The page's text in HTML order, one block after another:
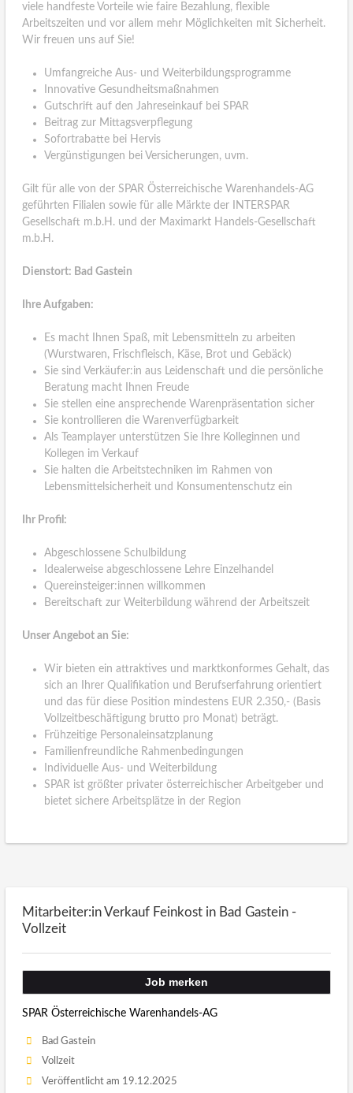
viele handfeste Vorteile wie faire Bezahlung, flexible
Arbeitszeiten und vor allem mehr Möglichkeiten mit Sicherheit.
Wir freuen uns auf Sie!
Umfangreiche Aus- und Weiterbildungsprogramme
Innovative Gesundheitsmaßnahmen
Gutschrift auf den Jahreseinkauf bei SPAR
Beitrag zur Mittagsverpflegung
Sofortrabatte bei Hervis
Vergünstigungen bei Versicherungen, uvm.
Gilt für alle von der SPAR Österreichische Warenhandels-AG
geführten Filialen sowie für alle Märkte der INTERSPAR
Gesellschaft m.b.H. und der Maximarkt Handels-Gesellschaft
m.b.H.
Dienstort: Bad Gastein
Ihre Aufgaben:
Es macht Ihnen Spaß, mit Lebensmitteln zu arbeiten
(Wurstwaren, Frischfleisch, Käse, Brot und Gebäck)
Sie sind Verkäufer:in aus Leidenschaft und die persönliche
Beratung macht Ihnen Freude
Sie stellen eine ansprechende Warenpräsentation sicher
Sie kontrollieren die Warenverfügbarkeit
Als Teamplayer unterstützen Sie Ihre Kolleginnen und
Kollegen im Verkauf
Sie halten die Arbeitstechniken im Rahmen von
Lebensmittelsicherheit und Konsumentenschutz ein
Ihr Profil:
Abgeschlossene Schulbildung
Idealerweise abgeschlossene Lehre Einzelhandel
Quereinsteiger:innen willkommen
Bereitschaft zur Weiterbildung während der Arbeitszeit
Unser Angebot an Sie:
Wir bieten ein attraktives und marktkonformes Gehalt, das
sich an Ihrer Qualifikation und Berufserfahrung orientiert
und das für diese Position mindestens EUR 2.350,- (Basis
Vollzeitbeschäftigung brutto pro Monat) beträgt.
Frühzeitige Personaleinsatzplanung
Familienfreundliche Rahmenbedingungen
Individuelle Aus- und Weiterbildung
SPAR ist größter privater österreichischer Arbeitgeber und
bietet sichere Arbeitsplätze in der Region
Mitarbeiter:in Verkauf Feinkost in Bad Gastein -
Vollzeit
Job merken
SPAR Österreichische Warenhandels-AG
Bad Gastein
Vollzeit
Veröffentlicht am 19.12.2025